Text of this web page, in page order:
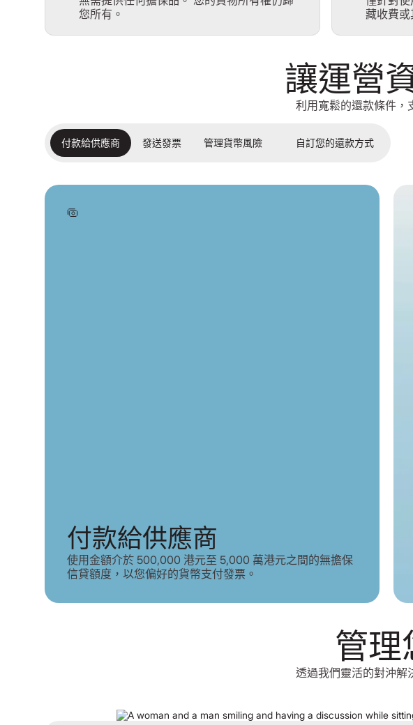
您所有。
藏收費或
讓運營
利用寬鬆的還款條件，
付款給供應商 發送發票 管理貨幣風險 自訂您的還款方式
付款給供應商
使用金額介於 500,000 港元至 5,000 萬港元之間的無擔保
信貸額度，以您偏好的貨幣支付發票。
管理
透過我們靈活的對沖解